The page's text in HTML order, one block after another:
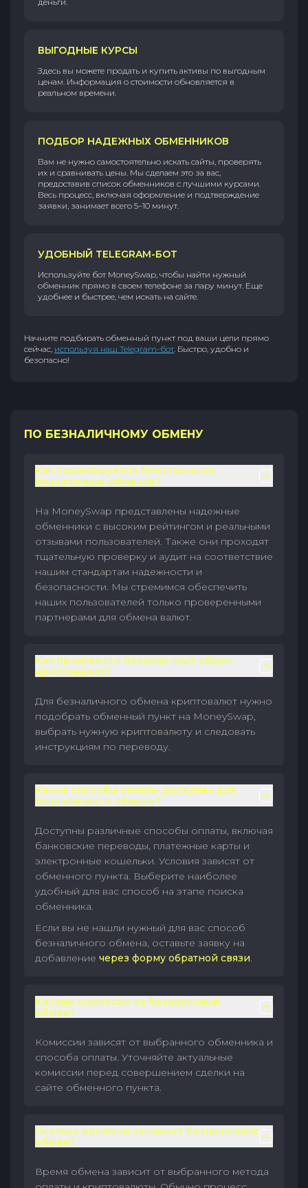
ВЫГОДНЫЕ КУРСЫ
Здесь вы можете продать и купить активы по выгодным
ценам. Информация о стоимости обновляется в
реальном времени.
ПОДБОР НАДЕЖНЫХ ОБМЕННИКОВ
Вам не нужно самостоятельно искать сайты, проверять
их и сравнивать цены. Мы сделаем это за вас,
предоставив список обменников с лучшими курсами.
Весь процесс, включая оформление и подтверждение
заявки, занимает всего 5–10 минут.
УДОБНЫЙ TELEGRAM-БОТ
Используйте бот MoneySwap, чтобы найти нужный
обменник прямо в своем телефоне за пару минут. Еще
удобнее и быстрее, чем искать на сайте.
Начните подбирать обменный пункт под ваши цели прямо
сейчас, используя наш Telegram-бот. Быстро, удобно и
безопасно!
ПО БЕЗНАЛИЧНОМУ ОБМЕНУ
Как гарантируется безопасность
безналичных обменов?
На MoneySwap представлены надежные
обменники с высоким рейтингом и реальными
отзывами пользователей. Также они проходят
тщательную проверку и аудит на соответствие
нашим стандартам надежности и
безопасности. Мы стремимся обеспечить
наших пользователей только проверенными
партнерами для обмена валют.
Как произвести безналичный обмен
криптовалют?
Для безналичного обмена криптовалют нужно
подобрать обменный пункт на MoneySwap,
выбрать нужную криптовалюту и следовать
инструкциям по переводу.
Какие способы оплаты доступны для
безналичного обмена?
Доступны различные способы оплаты, включая
банковские переводы, платежные карты и
электронные кошельки. Условия зависят от
обменного пункта. Выберите наиболее
удобный для вас способ на этапе поиска
обменника.
Если вы не нашли нужный для вас способ
безналичного обмена, оставьте заявку на
добавление через форму обратной связи.
Каковы комиссии за безналичный
обмен?
Комиссии зависят от выбранного обменника и
способа оплаты. Уточняйте актуальные
комиссии перед совершением сделки на
сайте обменного пункта.
Сколько времени занимает безналичный
обмен?
Время обмена зависит от выбранного метода